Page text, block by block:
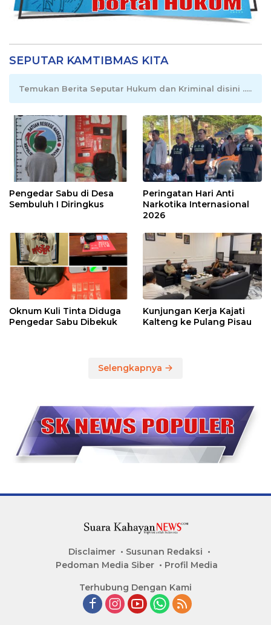
SEPUTAR KAMTIBMAS KITA
Temukan Berita Seputar Hukum dan Kriminal disini .....
Pengedar Sabu di Desa
Sembuluh I Diringkus
Peringatan Hari Anti
Narkotika Internasional
2026
Oknum Kuli Tinta Diduga
Pengedar Sabu Dibekuk
Kunjungan Kerja Kajati
Kalteng ke Pulang Pisau
Selengkapnya
Disclaimer
Susunan Redaksi
Pedoman Media Siber
Profil Media
Terhubung Dengan Kami